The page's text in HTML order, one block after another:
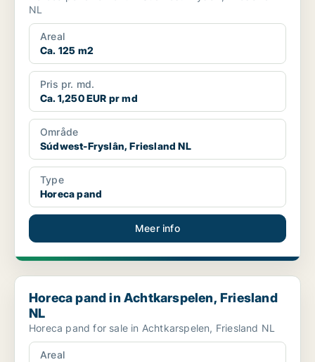
NL
Areal
Ca. 125 m2
Pris pr. md.
Ca. 1,250 EUR pr md
Område
Súdwest-Fryslân, Friesland NL
Type
Horeca pand
Meer info
Horeca pand in Achtkarspelen, Friesland NL
Horeca pand in Achtkarspelen, Friesland
NL
Horeca pand for sale in Achtkarspelen, Friesland NL
Areal